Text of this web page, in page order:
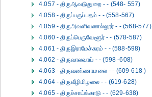
4.057 - திருஆவடுதுறை - - (548- 557)
4.058 - திருப்பருப்பதம் - - (558-567)
4.059 - திருஅவளிவணல்லூர் - - (568-577)
4.060 - திருப்பெருவேளூர் - - (578-587)
4.061 - திருஇராமேச்சுரம் - - (588-598)
4.062 - திருவாலவாய் - - (598 -608)
4.063 - திருவண்ணாமலை - - (609-618 )
4.064 - திருவீழிமிழலை - - (619-628)
4.065 - திருச்சாய்க்காடு - - (629-638)